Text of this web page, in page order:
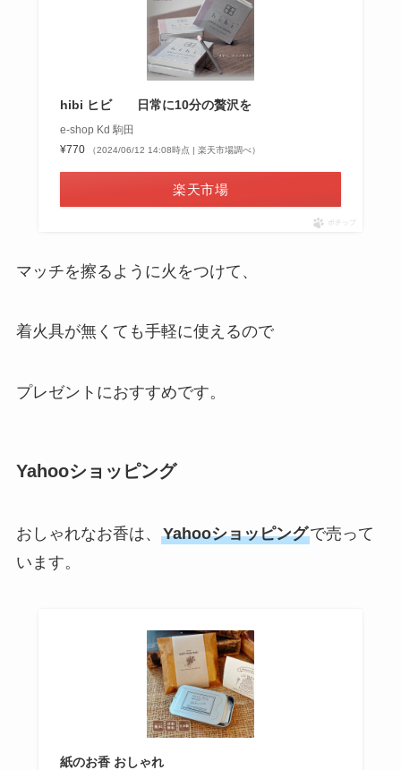
hibi ヒビ 日常に10分の贅沢を
e-shop Kd 駒田
¥770
（2024/06/12 14:08時点 | 楽天市場調べ）
楽天市場
ポチップ
マッチを擦るように火をつけて、
着火具が無くても手軽に使えるので
プレゼントにおすすめです。
Yahooショッピング
おしゃれなお香は、 Yahooショッピングで売って
います。
紙のお香 おしゃれ